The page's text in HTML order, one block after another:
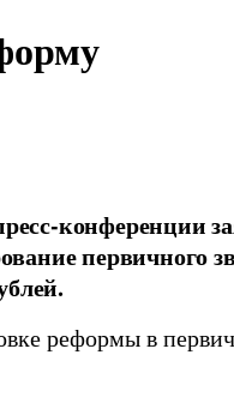
конференции
первичного
реформы в